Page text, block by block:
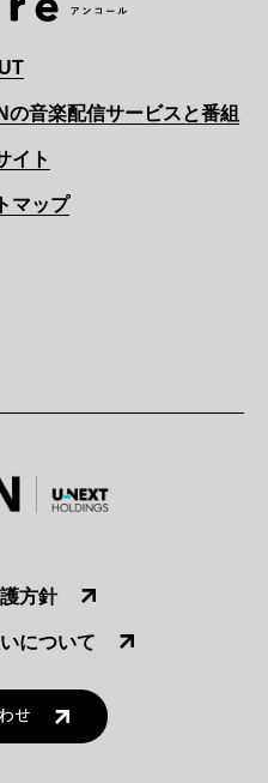
の音楽配信サービスと番組
イト
マップ
方針
について
せ